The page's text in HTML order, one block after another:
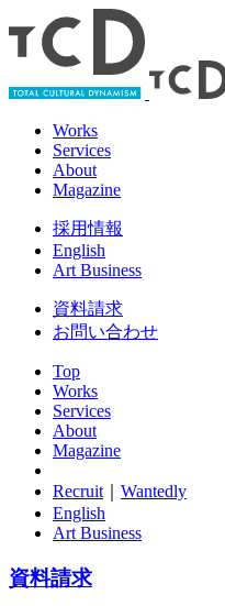
Works
Services
About
Magazine
採用情報
English
Art Business
資料請求
お問い合わせ
Top
Works
Services
About
Magazine
Recruit
Wantedly
English
Art Business
資料請求